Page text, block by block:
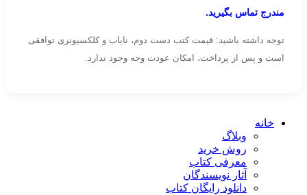
مندرج تماس بگیرید.
توجه داشته باشید: قیمت کتب دست دوم، نایاب و کلکسیونری توافقی
است و پس از پرداخت، امکان عودت وجه وجود ندارد.
خانه
وبلاگ
روش خرید
معرفی کتاب
آثار نویسندگان
دانلود رایگان کتاب